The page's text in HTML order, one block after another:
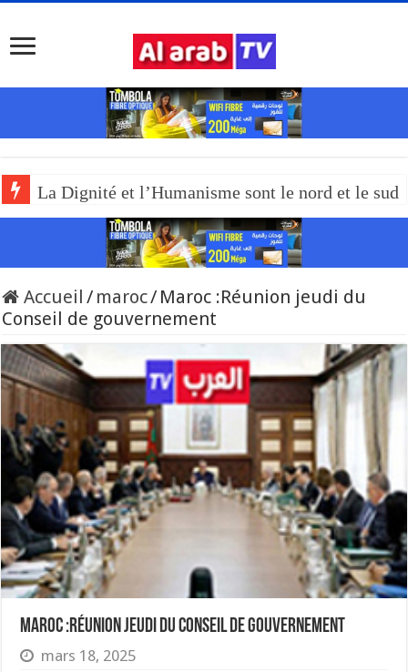
La Dignité et l’Humanisme sont le nord et le
Accueil / maroc/ Maroc :Réunion jeudi du
Conseil de gouvernement
Maroc :Réunion jeudi du Conseil de gouvernement
mars 18, 2025